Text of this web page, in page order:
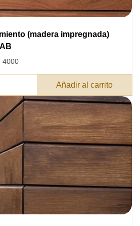
(madera impregnada)
4000
Añadir al carrito